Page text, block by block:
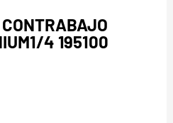
4 195100